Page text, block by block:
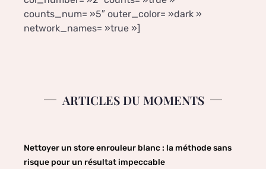
counts_num= »5″ outer_color= »dark »
network_names= »true »]
ARTICLES DU MOMENTS
Nettoyer un store enrouleur blanc : la méthode sans
risque pour un résultat impeccable